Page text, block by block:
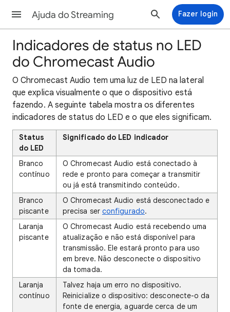
Ajuda do Streaming Fazer login
Indicadores de status no LED
do Chromecast Audio
O Chromecast Audio tem uma luz de LED na lateral
que explica visualmente o que o dispositivo está
fazendo. A seguinte tabela mostra os diferentes
indicadores de status do LED e o que eles significam.
Status
do LED
Significado do LED indicador
Branco
contínuo
O Chromecast Audio está conectado à
rede e pronto para começar a transmitir
ou já está transmitindo conteúdo.
Branco
piscante
O Chromecast Audio está desconectado e
precisa ser configurado.
Laranja
piscante
O Chromecast Audio está recebendo uma
atualização e não está disponível para
transmissão. Ele estará pronto para uso
em breve. Não desconecte o dispositivo
da tomada.
Laranja
contínuo
Talvez haja um erro no dispositivo.
Reinicialize o dispositivo: desconecte-o da
fonte de energia, aguarde cerca de um